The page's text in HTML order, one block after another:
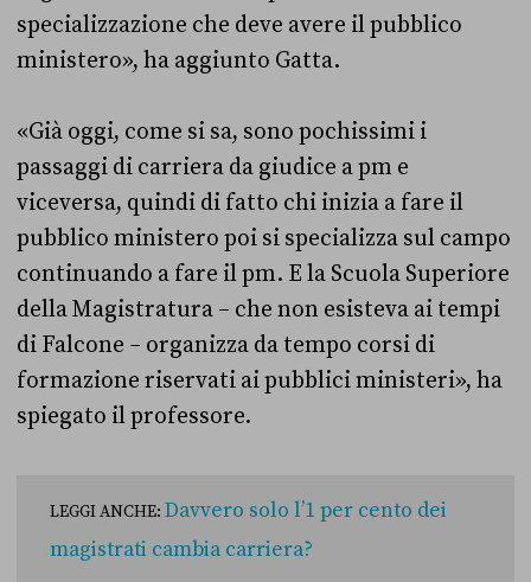
specializzazione che deve avere il pubblico
ministero», ha aggiunto Gatta.
«Già oggi, come si sa, sono pochissimi i
passaggi di carriera da giudice a pm e
viceversa, quindi di fatto chi inizia a fare il
pubblico ministero poi si specializza sul campo
continuando a fare il pm. E la Scuola Superiore
della Magistratura – che non esisteva ai tempi
di Falcone – organizza da tempo corsi di
formazione riservati ai pubblici ministeri», ha
spiegato il professore.
LEGGI ANCHE: Davvero solo l’1 per cento dei
magistrati cambia carriera?